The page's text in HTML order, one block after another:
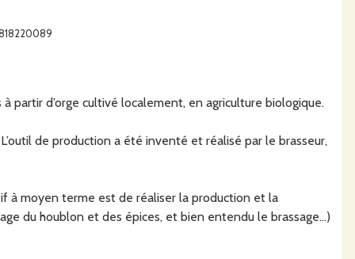
partir d’orge cultivé localement, en agriculture biologique.
de production a été inventé et réalisé par le brasseur,
à moyen terme est de réaliser la production et la
du houblon et des épices, et bien entendu le brassage...)